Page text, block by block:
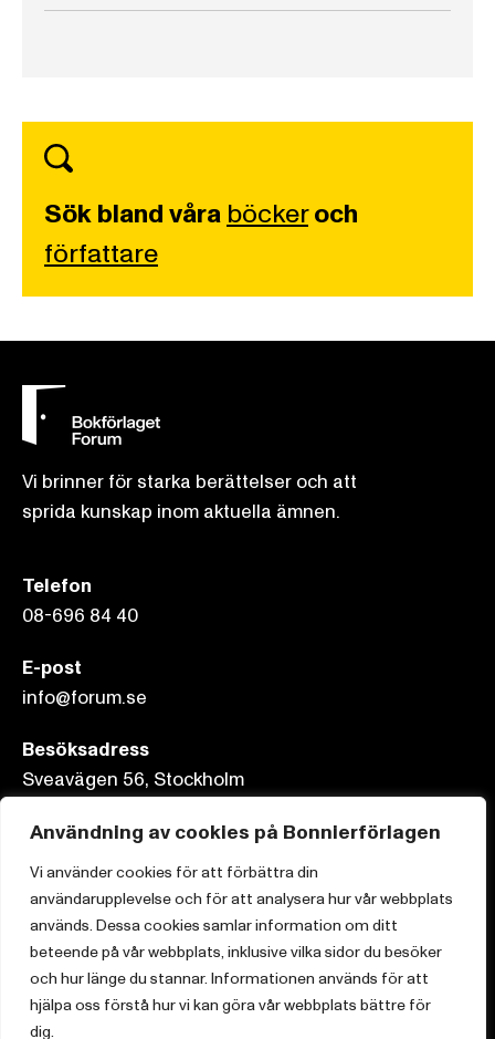
Användning av cookies på Bonnierförlagen
Vi använder cookies för att förbättra din
användarupplevelse och för att analysera hur vår webbplats
används. Dessa cookies samlar information om ditt
beteende på vår webbplats, inklusive vilka sidor du besöker
och hur länge du stannar. Informationen används för att
hjälpa oss förstå hur vi kan göra vår webbplats bättre för
dig.
Sök bland våra böckeroch
författare
Vi brinner för starka berättelser och att
sprida kunskap inom aktuella ämnen.
Telefon
08-696 84 40
E-post
info@forum.se
Besöksadress
Sveavägen 56, Stockholm
Postadress
Box 3159, 103 63 Stockholm
Om Bonnierförlagen
Cookies